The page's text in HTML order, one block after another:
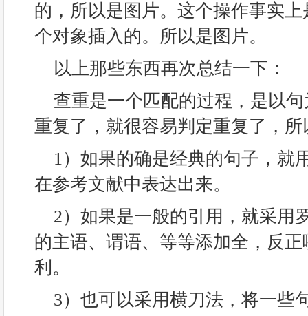
的，所以是图片。这个操作事实
个对象插入的。所以是图片。
以上那些东西再次总结一下：
查重是一个匹配的过程，是以
重复了，就很容易判定重复了，所
1）如果的确是经典的句子，就
在参考文献中表达出来。
2）如果是一般的引用，就采用
的主语、谓语、等等添加全，反
利。
3）也可以采用横刀法，将一些